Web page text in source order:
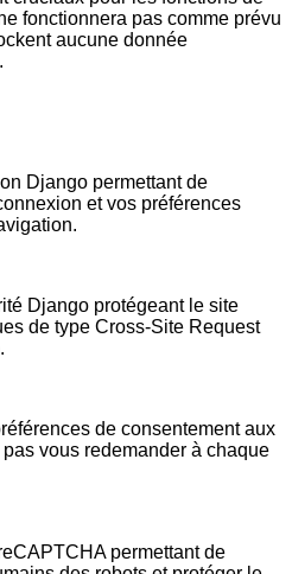
fonctionnera pas comme prévu
aucune donnée
Django permettant de
et vos préférences
Django protégeant le site
de type Cross-Site Request
de consentement aux
vous redemander à chaque
permettant de